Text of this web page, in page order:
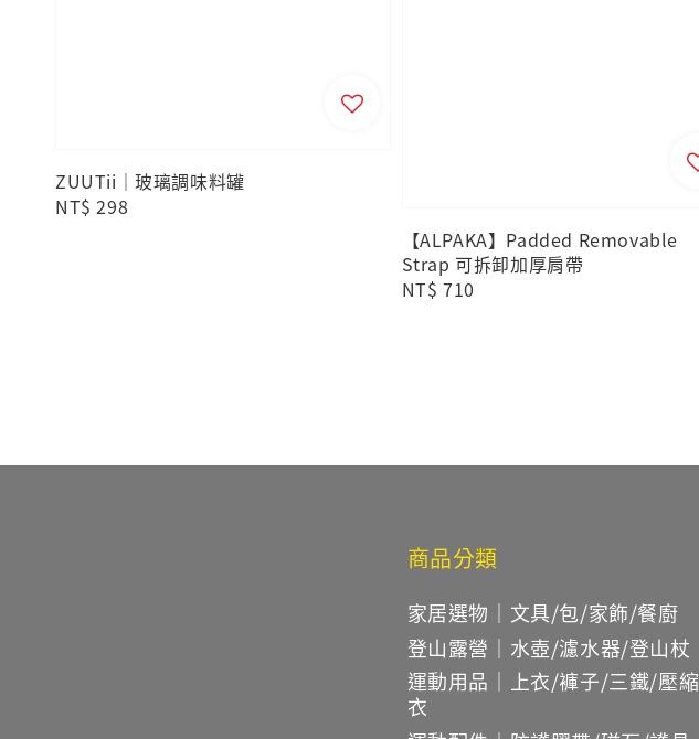
ZUUTii｜玻璃調味料罐
Regular
NT$ 298
【ALPAKA】Padded Removable
Strap 可拆卸加厚肩帶
Regular
NT$ 710
商品分類
家居選物｜文具/包/家飾/餐廚
登山露營｜水壺/濾水器/登山杖
運動用品｜上衣/褲子/三鐵/壓縮
衣